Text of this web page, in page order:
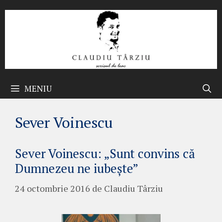
MENIU
Sever Voinescu
Sever Voinescu: „Sunt convins că
Dumnezeu ne iubeşte”
24 octombrie 2016 de Claudiu Târziu